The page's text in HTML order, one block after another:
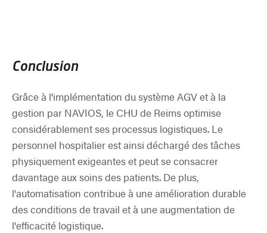
Conclusion
Grâce à l'implémentation du système AGV et à la
gestion par NAVIOS, le CHU de Reims optimise
considérablement ses processus logistiques. Le
personnel hospitalier est ainsi déchargé des tâches
physiquement exigeantes et peut se consacrer
davantage aux soins des patients. De plus,
l'automatisation contribue à une amélioration durable
des conditions de travail et à une augmentation de
l'efficacité logistique.